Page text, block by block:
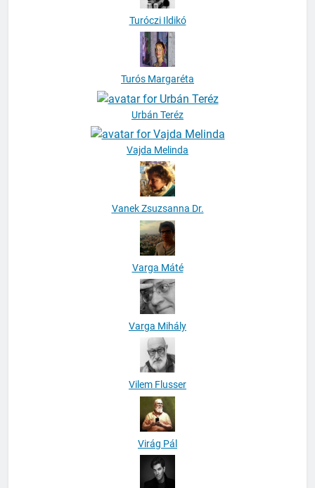
Turós Margaréta
Vanek Zsuzsanna Dr.
Varga Máté
Varga Mihály
Vilem Flusser
Virág Pál
William Stanbury